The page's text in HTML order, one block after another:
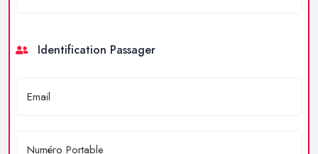
Identification Passager